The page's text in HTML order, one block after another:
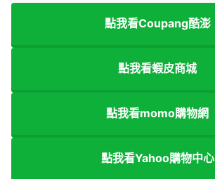
點我看Coupang酷澎
點我看蝦皮商城
點我看momo購物網
點我看Yahoo購物中心